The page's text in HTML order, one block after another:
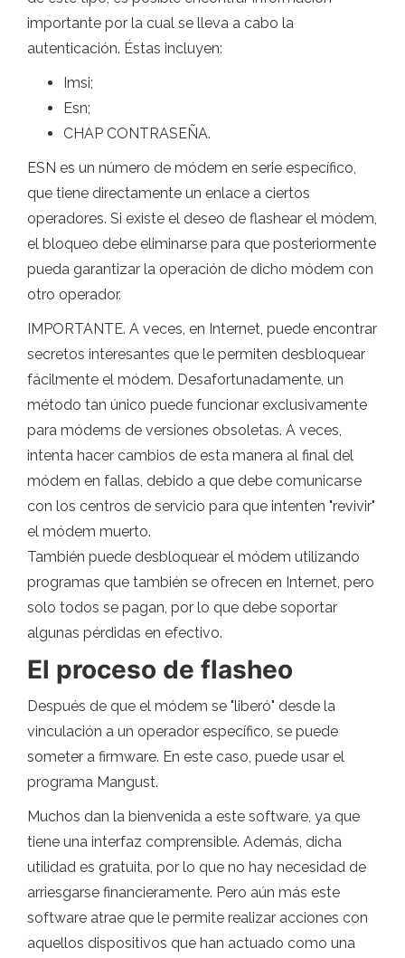
importante por la cual se lleva a cabo la
autenticación. Éstas incluyen:
Imsi;
Esn;
CHAP CONTRASEÑA.
ESN es un número de módem en serie específico,
que tiene directamente un enlace a ciertos
operadores. Si existe el deseo de flashear el módem,
el bloqueo debe eliminarse para que posteriormente
pueda garantizar la operación de dicho módem con
otro operador.
IMPORTANTE. A veces, en Internet, puede encontrar
secretos interesantes que le permiten desbloquear
fácilmente el módem. Desafortunadamente, un
método tan único puede funcionar exclusivamente
para módems de versiones obsoletas. A veces,
intenta hacer cambios de esta manera al final del
módem en fallas, debido a que debe comunicarse
con los centros de servicio para que intenten "revivir"
el módem muerto.
También puede desbloquear el módem utilizando
programas que también se ofrecen en Internet, pero
solo todos se pagan, por lo que debe soportar
algunas pérdidas en efectivo.
El proceso de flasheo
Después de que el módem se "liberó" desde la
vinculación a un operador específico, se puede
someter a firmware. En este caso, puede usar el
programa Mangust.
Muchos dan la bienvenida a este software, ya que
tiene una interfaz comprensible. Además, dicha
utilidad es gratuita, por lo que no hay necesidad de
arriesgarse financieramente. Pero aún más este
software atrae que le permite realizar acciones con
aquellos dispositivos que han actuado como una